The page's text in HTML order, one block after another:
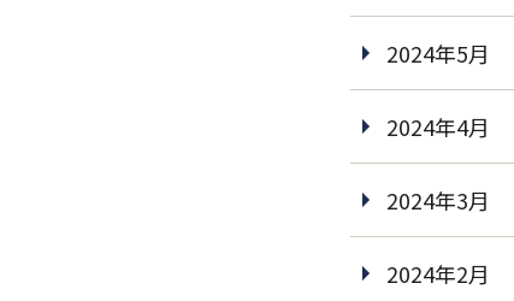
2024年5月
2024年4月
2024年3月
2024年2月